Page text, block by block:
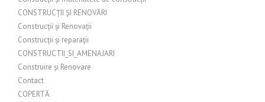
CONSTRUCȚII ȘI RENOVĂRI
Construcții și Renovații
Construcții și reparații
CONSTRUCTII_SI_AMENAJARI
Construire și Renovare
Contact
COPERTĂ